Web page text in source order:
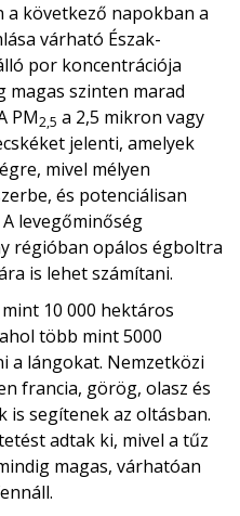
következő napokban a
várható Észak-
por koncentrációja
magas szinten marad
PM2,5 a 2,5 mikron vagy
jelenti, amelyek
mivel mélyen
és potenciálisan
levegőminőség
régióban opálos égboltra
is lehet számítani.
10 000 hektáros
több mint 5000
a lángokat. Nemzetközi
francia, görög, olasz és
segítenek az oltásban.
adtak ki, mivel a tűz
magas, várhatóan